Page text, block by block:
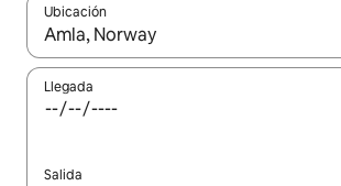
Ubicación
Cuando los resultados estén
Llegada
Salida